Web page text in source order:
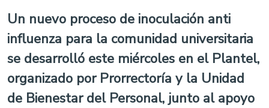
Un nuevo proceso de inoculación anti
influenza para la comunidad universitaria
se desarrolló este miércoles en el Plantel,
organizado por Prorrectoría y la Unidad
de Bienestar del Personal, junto al apoyo